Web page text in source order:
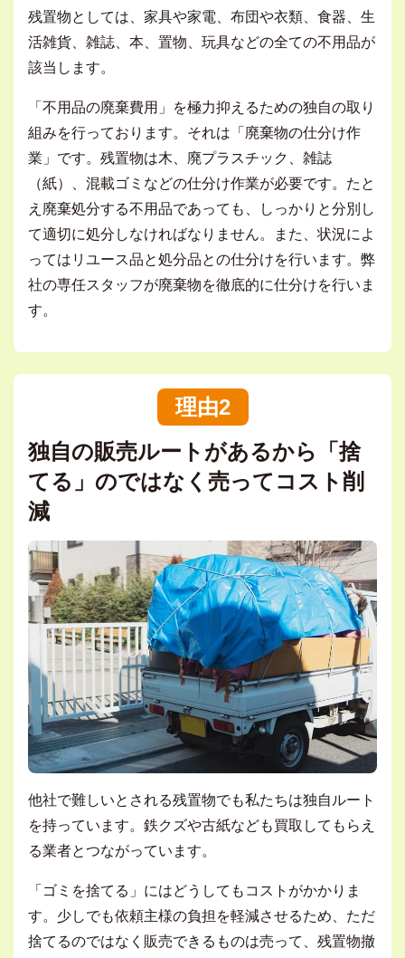
残置物としては、家具や家電、布団や衣類、食器、生
活雑貨、雑誌、本、置物、玩具などの全ての不用品が
該当します。
「不用品の廃棄費用」を極力抑えるための独自の取り
組みを行っております。それは「廃棄物の仕分け作
業」です。残置物は木、廃プラスチック、雑誌
（紙）、混載ゴミなどの仕分け作業が必要です。たと
え廃棄処分する不用品であっても、しっかりと分別し
て適切に処分しなければなりません。また、状況によ
ってはリユース品と処分品との仕分けを行います。弊
社の専任スタッフが廃棄物を徹底的に仕分けを行いま
す。
理由2
独自の販売ルートがあるから「捨
てる」のではなく売ってコスト削
減
他社で難しいとされる残置物でも私たちは独自ルート
を持っています。鉄クズや古紙なども買取してもらえ
る業者とつながっています。
「ゴミを捨てる」にはどうしてもコストがかかりま
す。少しでも依頼主様の負担を軽減させるため、ただ
捨てるのではなく販売できるものは売って、残置物撤